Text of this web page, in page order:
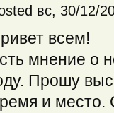
вс, 30/12/
всем!
мнение о
Прошу
и место.